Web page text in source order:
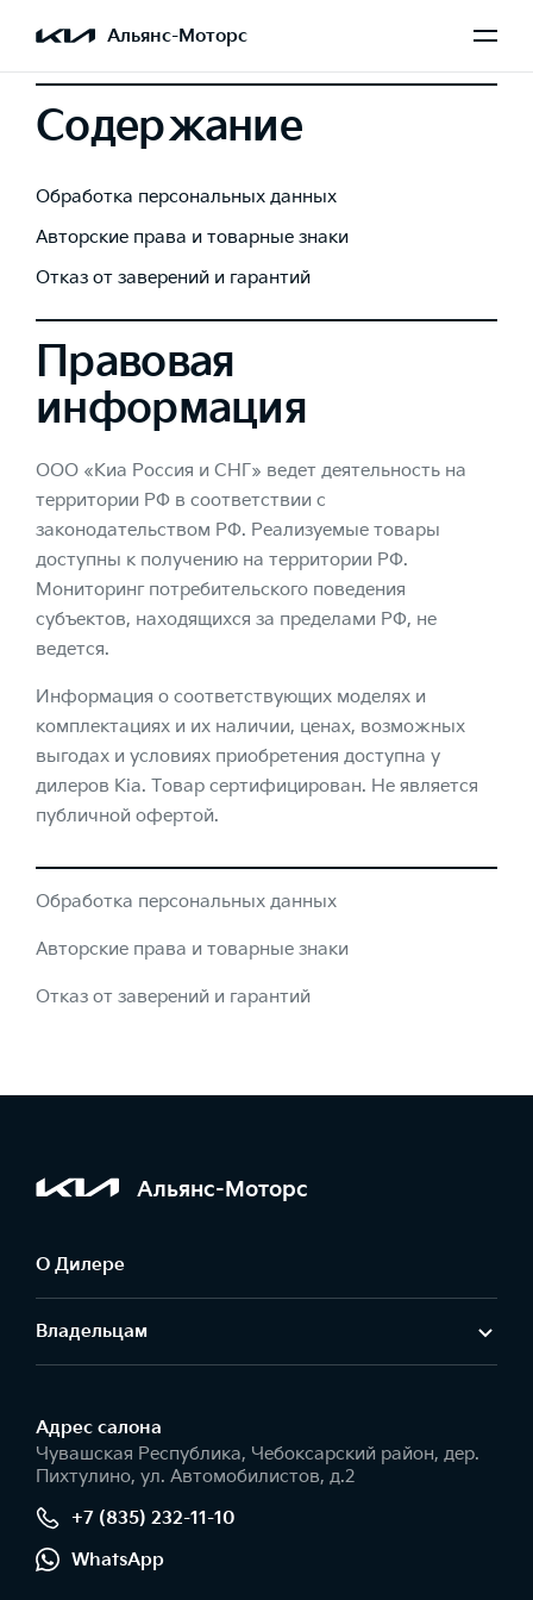
Альянс-Моторс
Содержание
Обработка персональных данных
Авторские права и товарные знаки
Отказ от заверений и гарантий
Правовая
информация
ООО «Киа Россия и СНГ» ведет деятельность на
территории РФ в соответствии с
законодательством РФ. Реализуемые товары
доступны к получению на территории РФ.
Мониторинг потребительского поведения
субъектов, находящихся за пределами РФ, не
ведется.
Информация о соответствующих моделях и
комплектациях и их наличии, ценах, возможных
выгодах и условиях приобретения доступна у
дилеров Kia. Товар сертифицирован. Не является
публичной офертой.
Обработка персональных данных
Авторские права и товарные знаки
Отказ от заверений и гарантий
Альянс-Моторс
О Дилере
Владельцам
Адрес салонa
Чувашская Республика, Чебоксарский район, дер.
Пихтулино, ул. Автомобилистов, д.2
+7 (835) 232-11-10
WhatsApp